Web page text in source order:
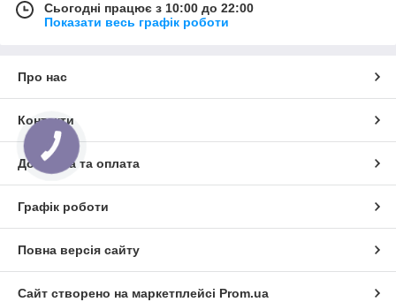
Сьогодні працює з 10:00 до 22:00
Показати весь графік роботи
Про нас
Контакти
Доставка та оплата
Графік роботи
Повна версія сайту
Сайт створено на маркетплейсі Prom.ua
КНОПКА
ЗВ'ЯЗКУ